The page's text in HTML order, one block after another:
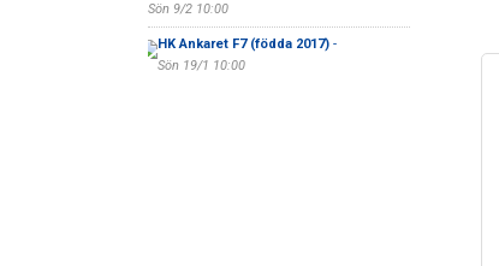
Sön 9/2 10:00
HK Ankaret F7 (födda 2017)-
Sön 19/1 10:00